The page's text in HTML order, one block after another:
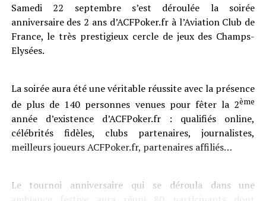
Samedi 22 septembre s’est déroulée la soirée
anniversaire des 2 ans d’ACFPoker.fr à l’Aviation Club de
France, le très prestigieux cercle de jeux des Champs-
Elysées.
La soirée aura été une véritable réussite avec la présence
de plus de 140 personnes venues pour fêter la 2ème
année d’existence d’ACFPoker.fr : qualifiés online,
célébrités fidèles, clubs partenaires, journalistes,
meilleurs joueurs ACFPoker.fr, partenaires affiliés…
Le tournoi anniversaire qui se déroula dans une